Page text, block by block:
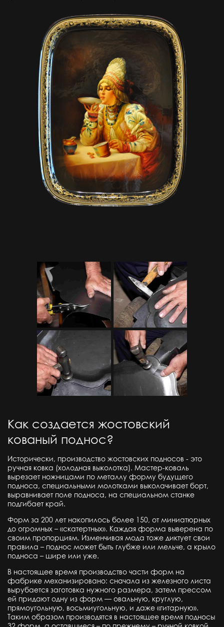
Как создается жостовский
кованый поднос?
Исторически, производство жостовских подносов - это
ручная ковка (холодная выколотка). Мастер-коваль
вырезает ножницами по металлу форму будущего
подноса, специальными молотками выколачивает борт,
выравнивает поле подноса, на специальном станке
подгибает край.
Форм за 200 лет накопилось более 150, от миниатюрных
до огромных – «скатертных». Каждая форма выверена по
своим пропорциям. Изменчивая мода тоже диктует свои
правила – поднос может быть глубже или мельче, а крыло
подноса – шире или уже.
В настоящее время производство части форм на
фабрике механизировано: сначала из железного листа
вырубается заготовка нужного размера, затем прессом
ей придают одну из форм — овальную, круглую,
прямоугольную, восьмиугольную, и даже «гитарную».
Таким образом производятся в настоящее время подносы